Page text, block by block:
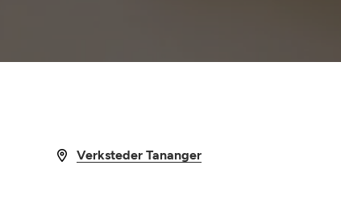
Verksteder Tananger